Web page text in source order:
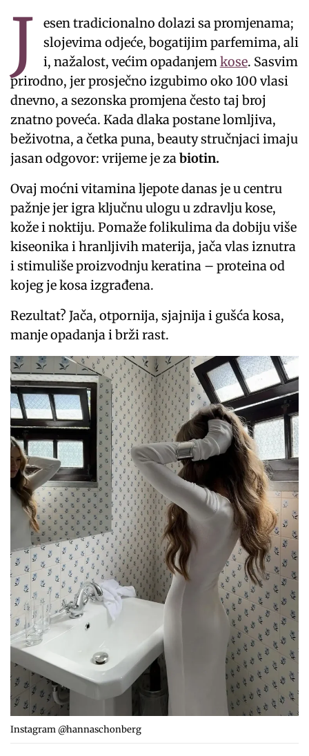
J
esen tradicionalno dolazi sa promjenama;
slojevima odjeće, bogatijim parfemima, ali
i, nažalost, većim opadanjemkose. Sasvim
prirodno, jer prosječno izgubimo oko 100 vlasi
dnevno, a sezonska promjena često taj broj
znatno poveća. Kada dlaka postane lomljiva,
beživotna, a četka puna, beauty stručnjaci imaju
jasan odgovor: vrijeme je zabiotin.
Ovaj moćni vitamina ljepote danas je u centru
pažnje jer igra ključnu ulogu u zdravlju kose,
kože i noktiju. Pomaže folikulima da dobiju više
kiseonika i hranljivih materija, jača vlas iznutra
i stimuliše proizvodnju keratina – proteina od
kojeg je kosa izgrađena.
Rezultat? Jača, otpornija, sjajnija i gušća kosa,
manje opadanja i brži rast.
Instagram @hannaschonberg